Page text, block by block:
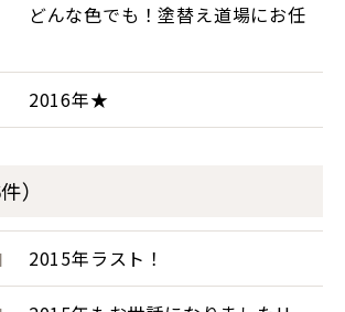
どんな色でも！塗替え道場にお任
2016年★
）
2015年ラスト！